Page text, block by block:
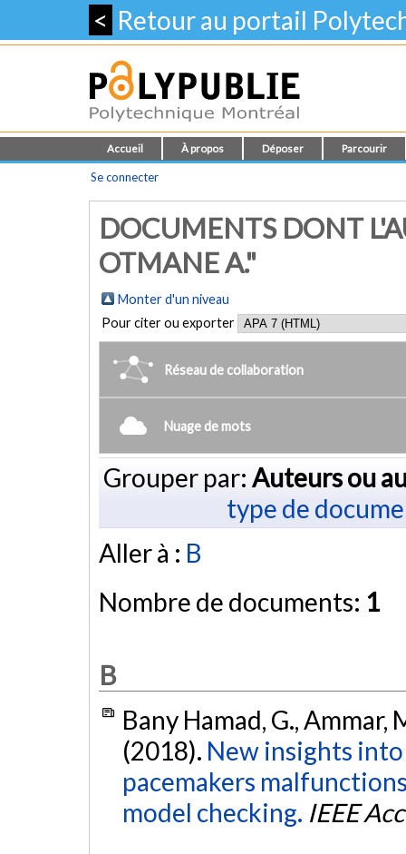
< Retour au portail
Accueil À propos Déposer Parcourir
Se connecter
DOCUMENTS DONT
OTMANE A."
Monter d'un niveau
Pour citer ou exporter
Réseau de collaboration
Nuage de mots
Grouper par: Auteurs ou
type de
Aller à : B
Nombre de documents: 1
B
Bany Hamad, G., Ammar,
(2018). New insights
pacemakers
model checking. IEEE